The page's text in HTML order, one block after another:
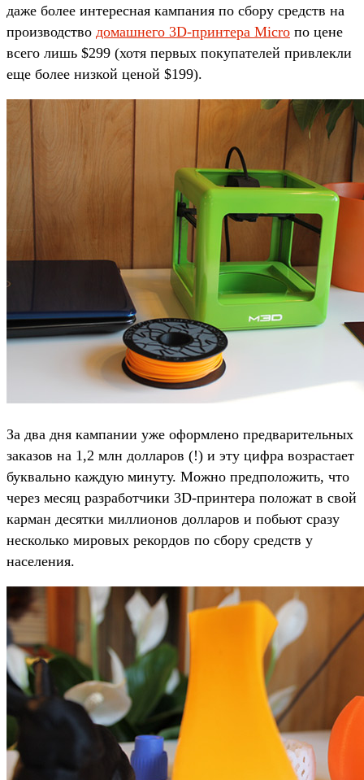
даже более интересная кампания по сбору средств на
производство домашнего 3D-принтера Micro по цене
всего лишь $299 (хотя первых покупателей привлекли
еще более низкой ценой $199).
За два дня кампании уже оформлено предварительных
заказов на 1,2 млн долларов (!) и эту цифра возрастает
буквально каждую минуту. Можно предположить, что
через месяц разработчики 3D-принтера положат в свой
карман десятки миллионов долларов и побьют сразу
несколько мировых рекордов по сбору средств у
населения.